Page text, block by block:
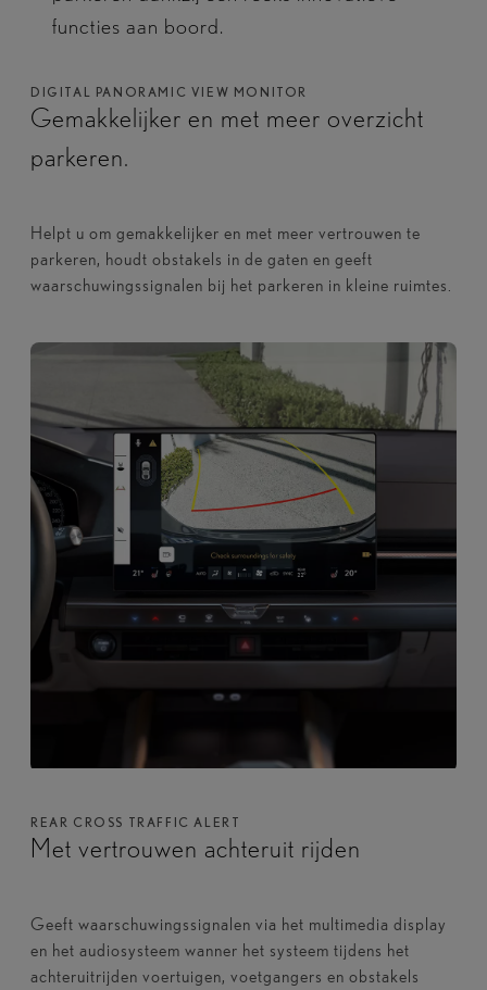
functies aan boord.
DIGITAL PANORAMIC VIEW MONITOR
Gemakkelijker en met meer overzicht
parkeren.
Helpt u om gemakkelijker en met meer vertrouwen te
parkeren, houdt obstakels in de gaten en geeft
waarschuwingssignalen bij het parkeren in kleine ruimtes.
REAR CROSS TRAFFIC ALERT
Met vertrouwen achteruit rijden
Geeft waarschuwingssignalen via het multimedia display
en het audiosysteem wanner het systeem tijdens het
achteruitrijden voertuigen, voetgangers en obstakels